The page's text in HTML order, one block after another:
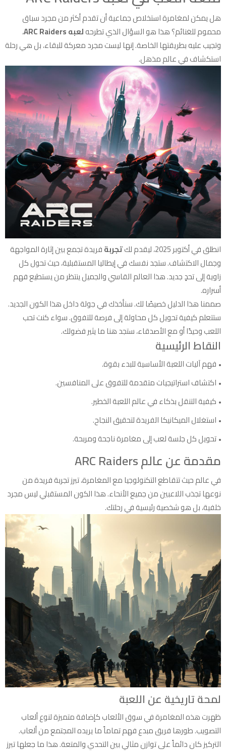
هل يمكن لمغامرة استخلاص جماعية أن تقدم أكثر من مجرد سباق
محموم للغنائم؟ هذا هو السؤال الذي تطرحهلعبه ARC Raiders
،
وتجيب عليه بطريقتها الخاصة. إنها ليست مجرد معركة للبقاء، بل هي رحلة
استكشاف في عالم مذهل.
انطلق في أكتوبر 2025، ليقدم لك تجربةفريدة تجمع بين إثارة المواجهة
وجمال الاكتشاف. ستجد نفسك في إيطاليا المستقبلية، حيث تحول كل
زاوية إلى تحدٍ جديد. هذا العالم القاسي والجميل ينتظر من يستطيع فهم
أسراره.
صممنا هذا الدليل خصيصًا لك. سنأخذك في جولة داخل هذا الكون الجديد.
ستتعلم كيفية تحويل كل محاولة إلى فرصة للتفوق. سواء كنت تحب
اللعب وحيدًا أو مع الأصدقاء، ستجد هنا ما يثير فضولك.
النقاط الرئيسية
فهم آليات اللعبة الأساسية للبدء بقوة.
اكتشاف استراتيجيات متقدمة للتفوق على المنافسين.
كيفية التنقل بذكاء في عالم اللعبة الخطير.
استغلال الميكانيكا الفريدة لتحقيق النجاح.
تحويل كل جلسة لعب إلى مغامرة ناجحة ومربحة.
مقدمة عن عالم ARC Raiders
في عالم حيث تتقاطع التكنولوجيا مع المغامرة، تبرز تجربة فريدة من
نوعها تجذب اللاعبين من جميع الأنحاء. هذا الكون المستقبلي ليس مجرد
خلفية، بل هو شخصية رئيسية في رحلتك.
لمحة تاريخية عن اللعبة
ظهرت هذه المغامرة في سوق الألعاب كإضافة متميزة لنوع ألعاب
التصويب. طورها فريق مبدع فهم تماماً ما يريده المجتمع من ألعاب.
التركيز كان دائماً على توازن مثالي بين التحدي والمتعة. هذا ما جعلها تبرز